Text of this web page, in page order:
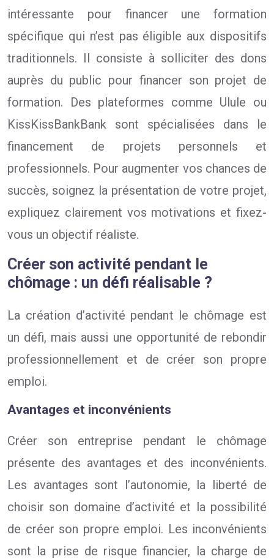
intéressante pour financer une formation
spécifique qui n’est pas éligible aux dispositifs
traditionnels. Il consiste à solliciter des dons
auprès du public pour financer son projet de
formation. Des plateformes comme Ulule ou
KissKissBankBank sont spécialisées dans le
financement de projets personnels et
professionnels. Pour augmenter vos chances de
succès, soignez la présentation de votre projet,
expliquez clairement vos motivations et fixez-
vous un objectif réaliste.
Créer son activité pendant le
chômage : un défi réalisable ?
La création d’activité pendant le chômage est
un défi, mais aussi une opportunité de rebondir
professionnellement et de créer son propre
emploi.
Avantages et inconvénients
Créer son entreprise pendant le chômage
présente des avantages et des inconvénients.
Les avantages sont l’autonomie, la liberté de
choisir son domaine d’activité et la possibilité
de créer son propre emploi. Les inconvénients
sont la prise de risque financier, la charge de